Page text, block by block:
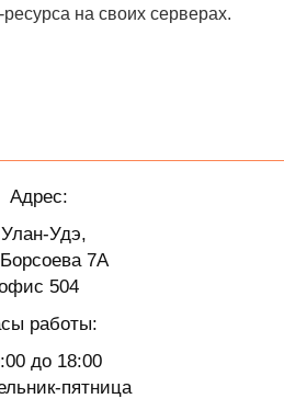
на своих серверах.
Адрес:
Удэ,
7А
504
работы:
до 18:00
пятница